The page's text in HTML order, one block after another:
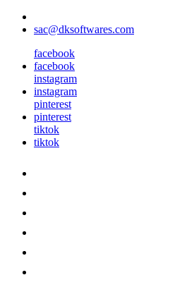
sac@dksoftwares.com
facebook
facebook
instagram
instagram
pinterest
pinterest
tiktok
tiktok